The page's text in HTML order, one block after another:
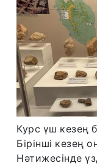
Курс үш кезең
Бірінші кезең
Нәтижесінде